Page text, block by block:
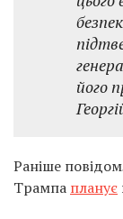
його
Раніше
Трампа планує